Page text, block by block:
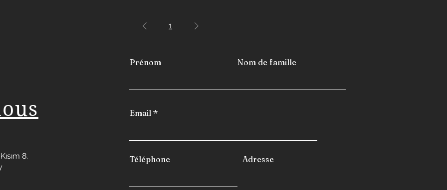
1
8.
Prénom Nom de famille
Email
Téléphone Adresse